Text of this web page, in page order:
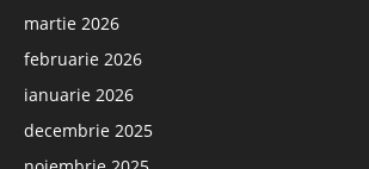
martie 2026
februarie 2026
ianuarie 2026
decembrie 2025